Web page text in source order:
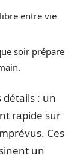
entre vie
soir prépare
détails : un
rapide sur
Ces
un